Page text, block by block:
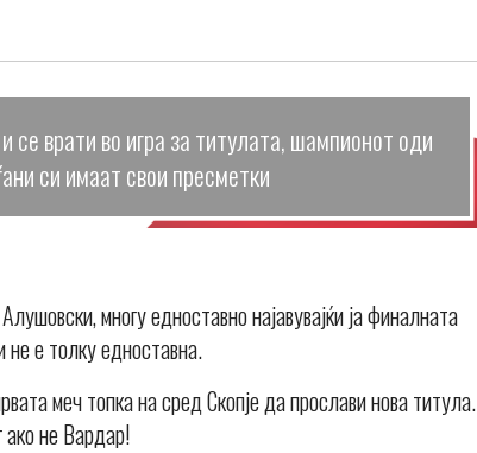
врати во игра за титулата, шампионот оди
си имаат свои пресметки
многу едноставно најавувајќи ја финалната
не е толку едноставна.
меч топка на сред Скопје да прослави нова титула.
ако не Вардар!